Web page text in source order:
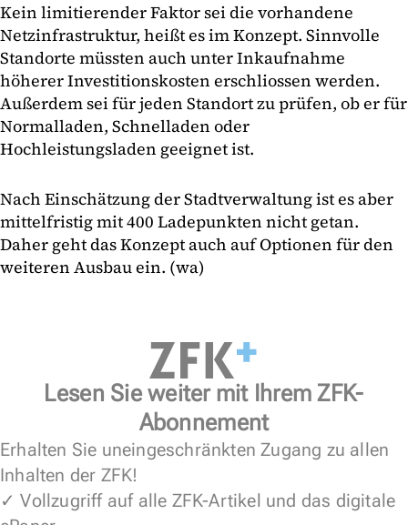
Kein limitierender Faktor sei die vorhandene
Netzinfrastruktur, heißt es im Konzept. Sinnvolle
Standorte müssten auch unter Inkaufnahme
höherer Investitionskosten erschliossen werden.
Außerdem sei für jeden Standort zu prüfen, ob er für
Normalladen, Schnelladen oder
Hochleistungsladen geeignet ist.
Nach Einschätzung der Stadtverwaltung ist es aber
mittelfristig mit 400 Ladepunkten nicht getan.
Daher geht das Konzept auch auf Optionen für den
weiteren Ausbau ein. (wa)
Lesen Sie weiter mit Ihrem ZFK-
Abonnement
Erhalten Sie uneingeschränkten Zugang zu allen
Inhalten der ZFK!
✓ Vollzugriff auf alle ZFK-Artikel und das digitale